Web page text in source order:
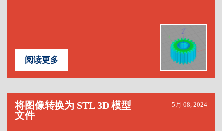
阅读更多
将图像转换为 STL 3D 模型
文件
5月 08, 2024